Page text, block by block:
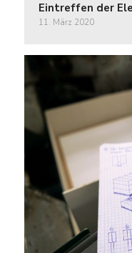
Eintreffen der
11. März 2020